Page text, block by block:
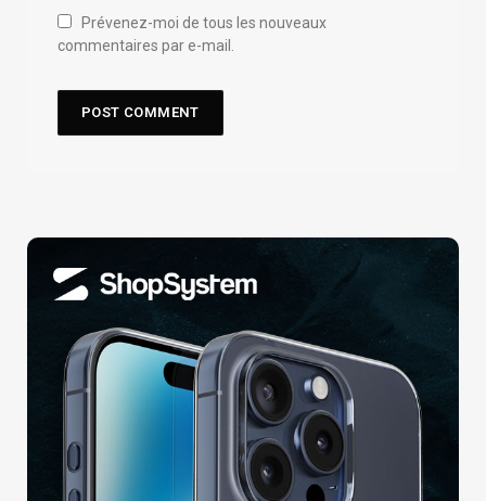
Prévenez-moi de tous les nouveaux
commentaires par e-mail.